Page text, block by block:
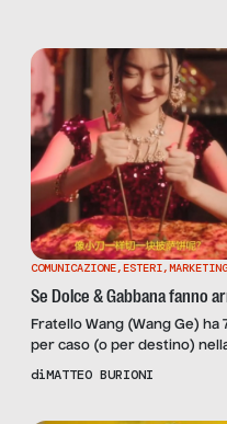
COMUNICAZIONE,ESTERI,MARKETING
Se Dolce & Gabbana fanno
Fratello Wang (Wang Ge)
per caso (o per destino)
autentica spaghetteria dello
diMATTEO BURIONI